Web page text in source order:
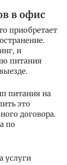
в офис
приобретает
и
питания
питания на
это
договора.
по
услуги